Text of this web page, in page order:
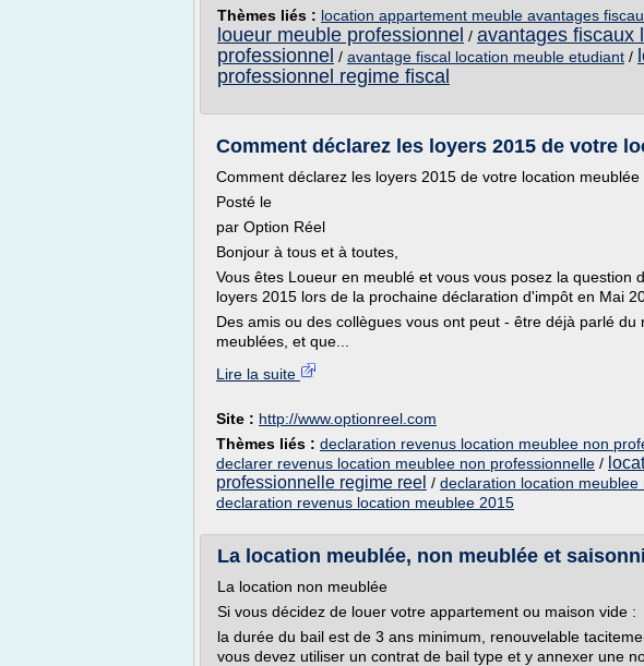
Thèmes liés : location appartement meuble avantages
loueur meuble professionnel / avantages fiscaux
professionnel / avantage fiscal location meuble etudiant /
professionnel regime fiscal
Comment déclarez les loyers 2015 de votre
Comment déclarez les loyers 2015 de votre location meublée
Posté le
par Option Réel
Bonjour à tous et à toutes,
Vous êtes Loueur en meublé et vous vous posez la question
loyers 2015 lors de la prochaine déclaration d'impôt en Mai
Des amis ou des collègues vous ont peut - être déjà parlé
meublées, et que...
Lire la suite
Site : http://www.optionreel.com
Thèmes liés : declaration revenus location meublee non
declarer revenus location meublee non professionnelle /
professionnelle regime reel / declaration location
declaration revenus location meublee 2015
La location meublée, non meublée et
La location non meublée
Si vous décidez de louer votre appartement ou maison vide :
la durée du bail est de 3 ans minimum, renouvelable
vous devez utiliser un contrat de bail type et y annexer une